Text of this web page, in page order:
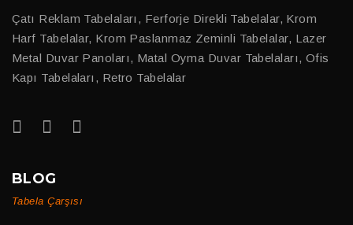
Çatı Reklam Tabelaları, Ferforje Direkli Tabelalar, Krom
Harf Tabelalar, Krom Paslanmaz Zeminli Tabelalar, Lazer
Metal Duvar Panoları, Matal Oyma Duvar Tabelaları, Ofis
Kapı Tabelaları, Retro Tabelalar
BLOG
Tabela Çarşısı